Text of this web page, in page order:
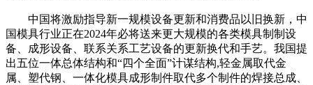
中国将激励指导新一规模设备更新和消费品以旧换新，中
国模具行业正在2024年必将送来更大规模的各类模具制制设
备、成形设备、联系关系工艺设备的更新换代和手艺。我国提
出五位一体总体结构和“四个全面”计谋结构,轻金属取代金
属、塑代钢、一体化模具成形制件取代多个制件的焊接总成、